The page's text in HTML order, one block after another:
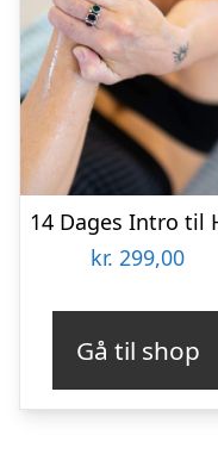
kr. 299,00
Gå til shop